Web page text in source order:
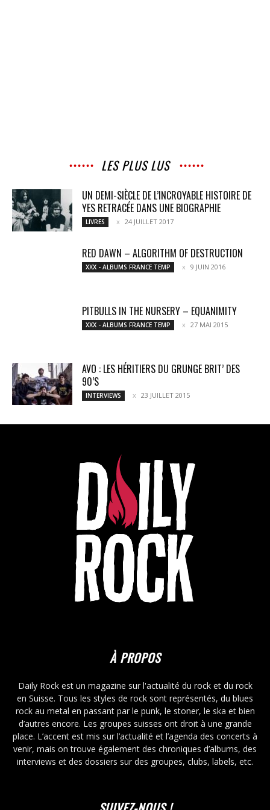
LES PLUS LUS
UN DEMI-SIÈCLE DE L’INCROYABLE HISTOIRE DE
YES RETRACÉE DANS UNE BIOGRAPHIE
LIVRES 24 JUILLET 2017
RED DAWN – ALGORITHM OF DESTRUCTION
XXX - ALBUMS FRANCE TEMP 9 JUIN 2016
PITBULLS IN THE NURSERY – EQUANIMITY
XXX - ALBUMS FRANCE TEMP 27 MAI 2015
AVO : LES HÉRITIERS DU GRUNGE BRIT’ DES
90’S
INTERVIEWS 23 JUILLET 2015
À PROPOS
Daily Rock est un magazine sur l'actualité du rock et du rock
en Suisse. Tous les styles de rock sont représentés, du blues
rock au metal en passant par le punk, le stoner, le ska et bien
d’autres encore. Les groupes suisses ont droit à une grande
place. L’accent est mis sur l’actualité et l’agenda des concerts à
venir, mais on trouve également des chroniques d’albums, des
interviews et des dossiers sur des groupes, clubs, labels, etc.